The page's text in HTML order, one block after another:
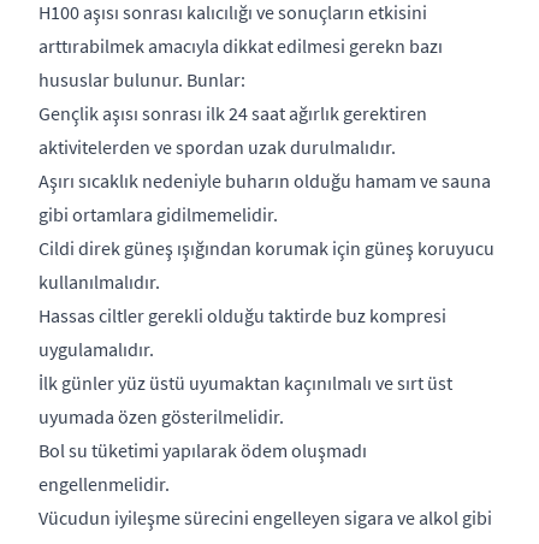
H100 aşısı sonrası kalıcılığı ve sonuçların etkisini
arttırabilmek amacıyla dikkat edilmesi gerekn bazı
hususlar bulunur. Bunlar:
Gençlik aşısı sonrası ilk 24 saat ağırlık gerektiren
aktivitelerden ve spordan uzak durulmalıdır.
Aşırı sıcaklık nedeniyle buharın olduğu hamam ve sauna
gibi ortamlara gidilmemelidir.
Cildi direk güneş ışığından korumak için güneş koruyucu
kullanılmalıdır.
Hassas ciltler gerekli olduğu taktirde buz kompresi
uygulamalıdır.
İlk günler yüz üstü uyumaktan kaçınılmalı ve sırt üst
uyumada özen gösterilmelidir.
Bol su tüketimi yapılarak ödem oluşmadı
engellenmelidir.
Vücudun iyileşme sürecini engelleyen sigara ve alkol gibi